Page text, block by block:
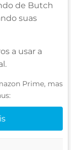
de Butch
suas
a usar a
Prime, mas